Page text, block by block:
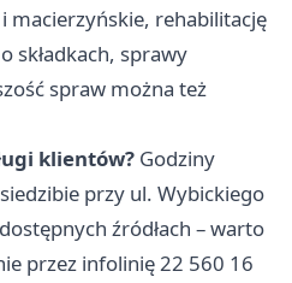
macierzyńskie, rehabilitację
składkach, sprawy
spraw można też
klientów? Godziny
przy ul. Wybickiego
źródłach – warto
przez infolinię 22 560 16